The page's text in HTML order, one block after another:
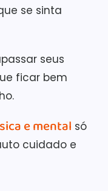
se sinta
seus
ficar bem
e mental só
cuidado e